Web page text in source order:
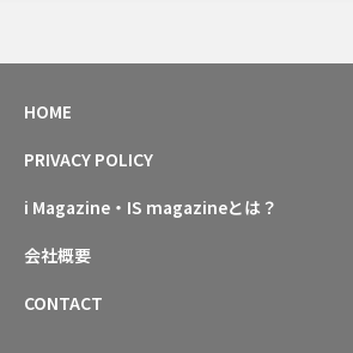
HOME
PRIVACY POLICY
i Magazine・IS magazineとは？
会社概要
CONTACT